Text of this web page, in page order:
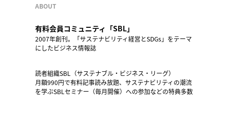
ABOUT
有料会員コミュニティ「SBL」
2007年創刊。「サステナビリティ経営とSDGs」をテーマ
にしたビジネス情報誌
読者組織SBL（サステナブル・ビジネス・リーグ）
月額990円で有料記事読み放題、サステナビリティの潮流
を学ぶSBLセミナー（毎月開催）への参加などの特典多数